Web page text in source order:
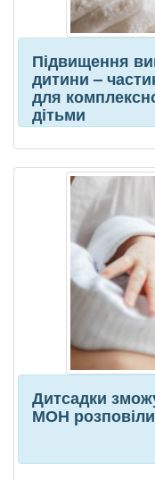
Підвищення
дитини –
для
дітьми
Дитсадки
МОН